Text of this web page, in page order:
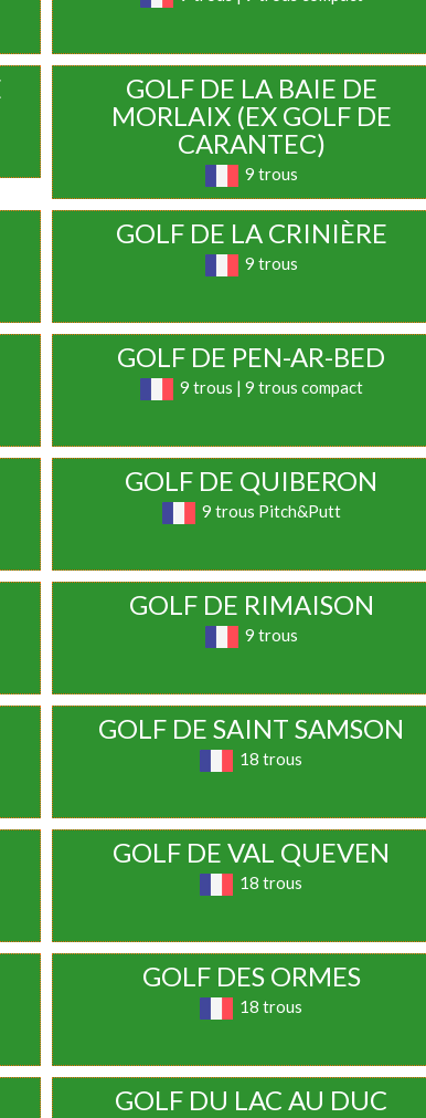
GOLF DE LA BAIE DE
MORLAIX (EX GOLF DE
CARANTEC)
9 trous
GOLF DE LA CRINIÈRE
9 trous
GOLF DE PEN-AR-BED
9 trous | 9 trous compact
GOLF DE QUIBERON
9 trous Pitch&Putt
GOLF DE RIMAISON
9 trous
GOLF DE SAINT SAMSON
18 trous
GOLF DE VAL QUEVEN
18 trous
GOLF DES ORMES
18 trous
GOLF DU LAC AU DUC